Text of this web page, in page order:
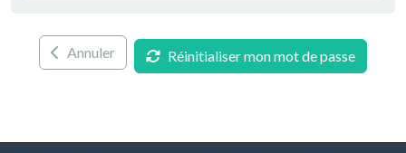
Annuler Réinitialiser mon mot de passe